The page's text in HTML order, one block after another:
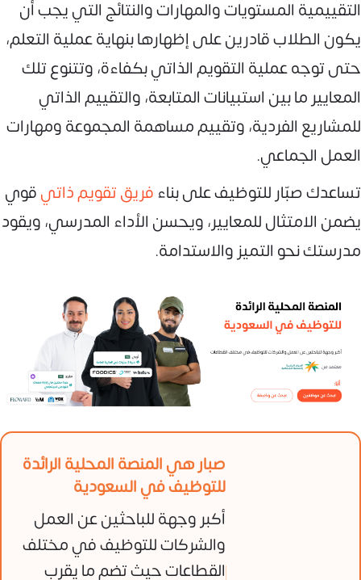
التقييمية المستويات والمهارات والنتائج التي يجب أن
يكون الطلاب قادرين على إظهارها بنهاية عملية التعلم،
حتى توجه عملية التقويم الذاتي بكفاءة، وتتنوع تلك
المعايير ما بين استبيانات المتابعة، والتقييم الذاتي
للمشاريع الفردية، وتقييم مساهمة المجموعة ومهارات
العمل الجماعي.
تساعدك صبّار للتوظيف على بناءفريق تقويم ذاتيقوي
يضمن الامتثال للمعايير، ويحسن الأداء المدرسي، ويقود
مدرستك نحو التميز والاستدامة.
صبار هي المنصة المحلية الرائدة
للتوظيف في السعودية
أكبر وجهة للباحثين عن العمل
والشركات للتوظيف في مختلف
القطاعات حيث تضم ما يقرب